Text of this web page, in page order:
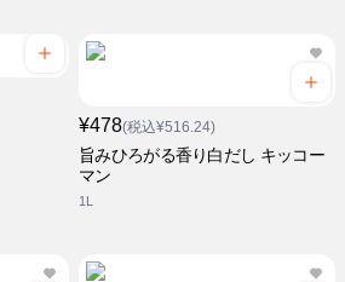
¥478(税込¥516.24)
旨みひろがる香り白だし キッコー
マン
1L